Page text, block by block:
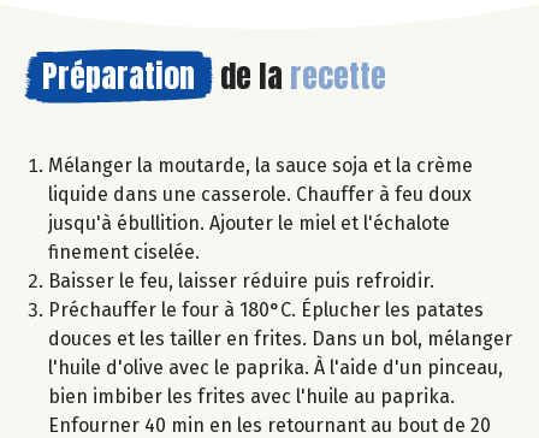
Préparation de la recette
Mélanger la moutarde, la sauce soja et la crème
liquide dans une casserole. Chauffer à feu doux
jusqu'à ébullition. Ajouter le miel et l'échalote
finement ciselée.
Baisser le feu, laisser réduire puis refroidir.
Préchauffer le four à 180°C. Éplucher les patates
douces et les tailler en frites. Dans un bol, mélanger
l'huile d'olive avec le paprika. À l'aide d'un pinceau,
bien imbiber les frites avec l'huile au paprika.
Enfourner 40 min en les retournant au bout de 20